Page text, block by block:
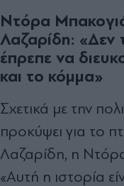
Ντόρα
Λαζαρίδη: «Δεν
έπρεπε να
και το κόμμα»
Σχετικά με την
προκύψει για το
Λαζαρίδη, η
«Αυτή η ιστορία